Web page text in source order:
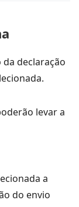
declaração
levar a
a
do envio